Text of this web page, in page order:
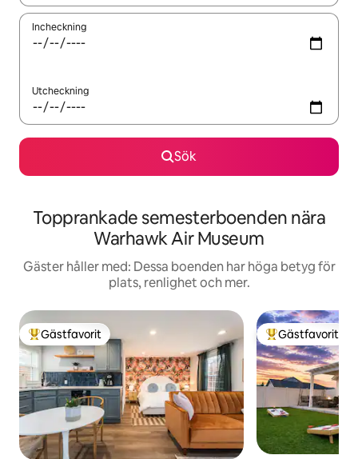
Incheckning
Utcheckning
Sök
Topprankade semesterboenden nära
Warhawk Air Museum
Gäster håller med: Dessa boenden har höga betyg för
plats, renlighet och mer.
Populär gästfavorit
Gästfavorit Populär
Gästfavorit